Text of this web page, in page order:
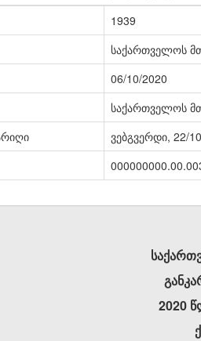
1939
საქართველოს
06/10/2020
საქართველოს
ვებგვერდი, 22/
2020